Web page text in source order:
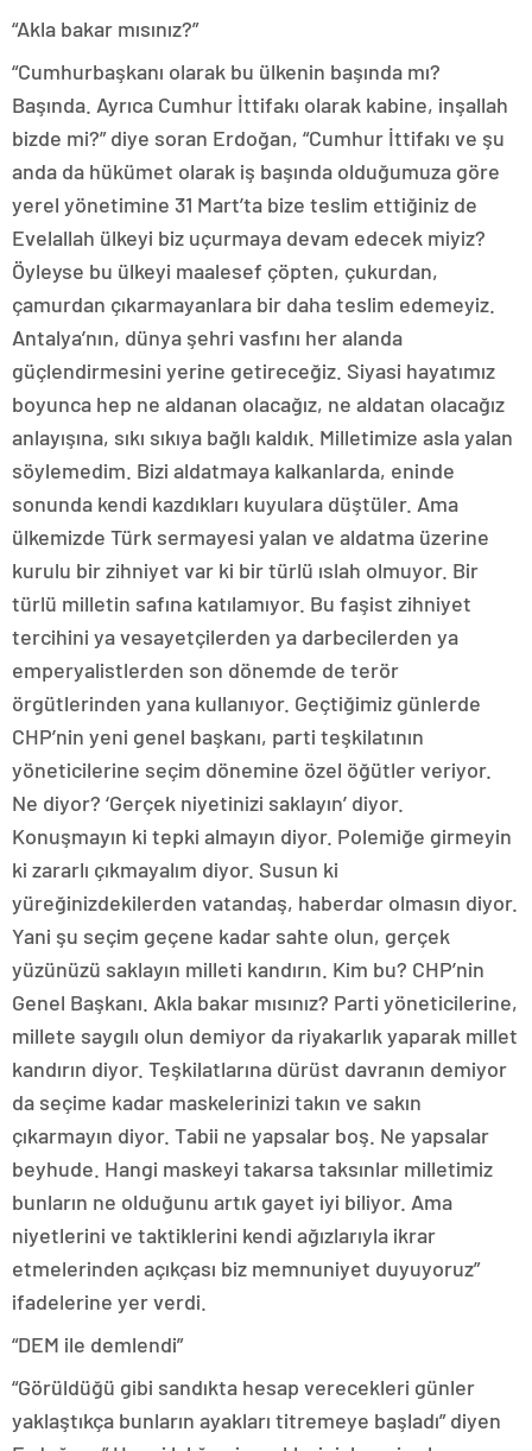
“Akla bakar mısınız?”
“Cumhurbaşkanı olarak bu ülkenin başında mı?
Başında. Ayrıca Cumhur İttifakı olarak kabine, inşallah
bizde mi?” diye soran Erdoğan, “Cumhur İttifakı ve şu
anda da hükümet olarak iş başında olduğumuza göre
yerel yönetimine 31 Mart’ta bize teslim ettiğiniz de
Evelallah ülkeyi biz uçurmaya devam edecek miyiz?
Öyleyse bu ülkeyi maalesef çöpten, çukurdan,
çamurdan çıkarmayanlara bir daha teslim edemeyiz.
Antalya’nın, dünya şehri vasfını her alanda
güçlendirmesini yerine getireceğiz. Siyasi hayatımız
boyunca hep ne aldanan olacağız, ne aldatan olacağız
anlayışına, sıkı sıkıya bağlı kaldık. Milletimize asla yalan
söylemedim. Bizi aldatmaya kalkanlarda, eninde
sonunda kendi kazdıkları kuyulara düştüler. Ama
ülkemizde Türk sermayesi yalan ve aldatma üzerine
kurulu bir zihniyet var ki bir türlü ıslah olmuyor. Bir
türlü milletin safına katılamıyor. Bu faşist zihniyet
tercihini ya vesayetçilerden ya darbecilerden ya
emperyalistlerden son dönemde de terör
örgütlerinden yana kullanıyor. Geçtiğimiz günlerde
CHP’nin yeni genel başkanı, parti teşkilatının
yöneticilerine seçim dönemine özel öğütler veriyor.
Ne diyor? ‘Gerçek niyetinizi saklayın’ diyor.
Konuşmayın ki tepki almayın diyor. Polemiğe girmeyin
ki zararlı çıkmayalım diyor. Susun ki
yüreğinizdekilerden vatandaş, haberdar olmasın diyor.
Yani şu seçim geçene kadar sahte olun, gerçek
yüzünüzü saklayın milleti kandırın. Kim bu? CHP’nin
Genel Başkanı. Akla bakar mısınız? Parti yöneticilerine,
millete saygılı olun demiyor da riyakarlık yaparak millet
kandırın diyor. Teşkilatlarına dürüst davranın demiyor
da seçime kadar maskelerinizi takın ve sakın
çıkarmayın diyor. Tabii ne yapsalar boş. Ne yapsalar
beyhude. Hangi maskeyi takarsa taksınlar milletimiz
bunların ne olduğunu artık gayet iyi biliyor. Ama
niyetlerini ve taktiklerini kendi ağızlarıyla ikrar
etmelerinden açıkçası biz memnuniyet duyuyoruz”
ifadelerine yer verdi.
“DEM ile demlendi”
“Görüldüğü gibi sandıkta hesap verecekleri günler
yaklaştıkça bunların ayakları titremeye başladı” diyen